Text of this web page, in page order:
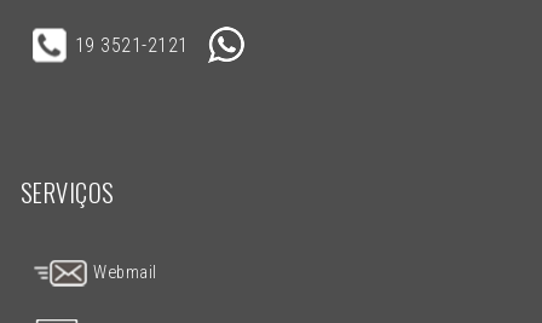
19 3521-2121
SERVIÇOS
Webmail